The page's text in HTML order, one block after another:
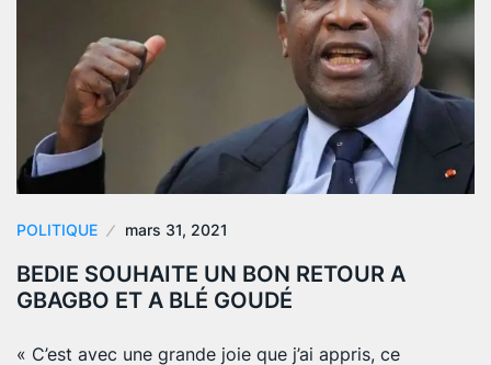
POLITIQUE mars 31, 2021
BEDIE SOUHAITE UN BON RETOUR A
GBAGBO ET A BLÉ GOUDÉ
« C’est avec une grande joie que j’ai appris, ce